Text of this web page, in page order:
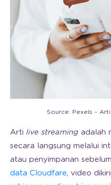
Source: Pexels – Arti
Arti live streaming adalah
secara langsung melalui
atau penyimpanan
data Cloudfare, video